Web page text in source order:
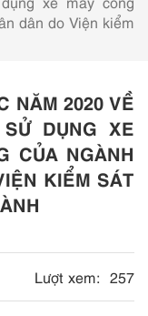
dân do Viện kiểm
NĂM 2020 VỀ
DỤNG XE
CỦA NGÀNH
KIỂM SÁT
Lượt xem: 257